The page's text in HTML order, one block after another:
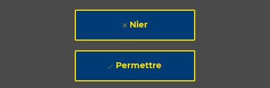
Nier
Permettre